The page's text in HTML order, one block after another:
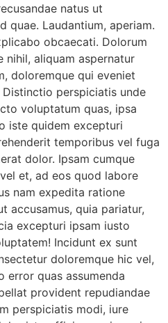
natus ut
quae. Laudantium, aperiam.
obcaecati. Dolorum
nihil, aliquam aspernatur
doloremque qui eveniet
perspiciatis unde
voluptatum quas, ipsa
iste quidem excepturi
temporibus vel fuga
dolor. Ipsam cumque
et, ad eos quod labore
nam expedita ratione
accusamus, quia pariatur,
excepturi ipsam iusto
Incidunt ex sunt
doloremque hic vel,
error quas assumenda
provident repudiandae
perspiciatis modi, iure